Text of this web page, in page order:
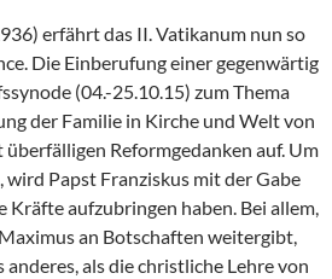
erfährt das II. Vatikanum nun so
Die Einberufung einer gegenwärtig
(04.-25.10.15) zum Thema
der Familie in Kirche und Welt von
überfälligen Reformgedanken auf. Um
wird Papst Franziskus mit der Gabe
Kräfte aufzubringen haben. Bei allem,
an Botschaften weitergibt,
als die christliche Lehre von